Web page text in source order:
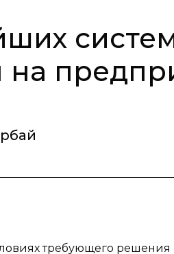
на
требующего